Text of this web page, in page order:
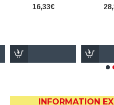
16,33€
INFORMATION